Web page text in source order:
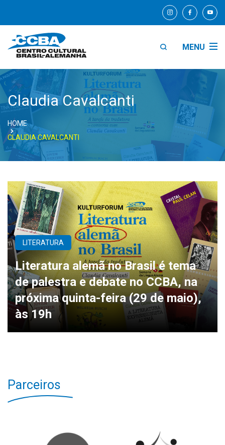
MENU
Claudia Cavalcanti
HOME
CLAUDIA CAVALCANTI
LITERATURA
Literatura alemã no Brasil é tema
de palestra e debate no CCBA, na
próxima quinta-feira (29 de maio),
às 19h
Parceiros